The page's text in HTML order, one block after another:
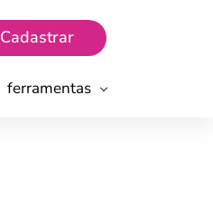
Cadastrar
ferramentas